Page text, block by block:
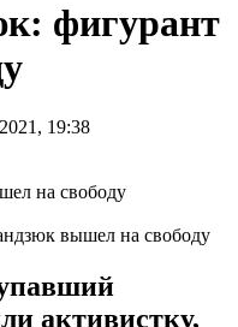
фигурант
19:38
вышел на свободу
активистку,